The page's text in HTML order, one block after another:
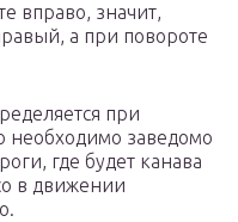
вправо, значит,
а при повороте
при
заведомо
где будет канава
в движении